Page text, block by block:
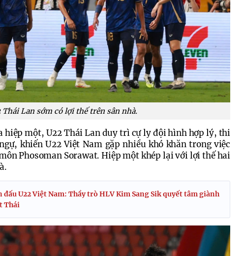
Thái Lan sớm có lợi thế trên sân nhà.
hiệp một, U22 Thái Lan duy trì cự ly đội hình hợp lý, thi
khiến U22 Việt Nam gặp nhiều khó khăn trong việc
Phosoman Sorawat. Hiệp một khép lại với lợi thế hai
đấu U22 Việt Nam: Thầy trò HLV Kim Sang Sik quyết tâm giành
Thái